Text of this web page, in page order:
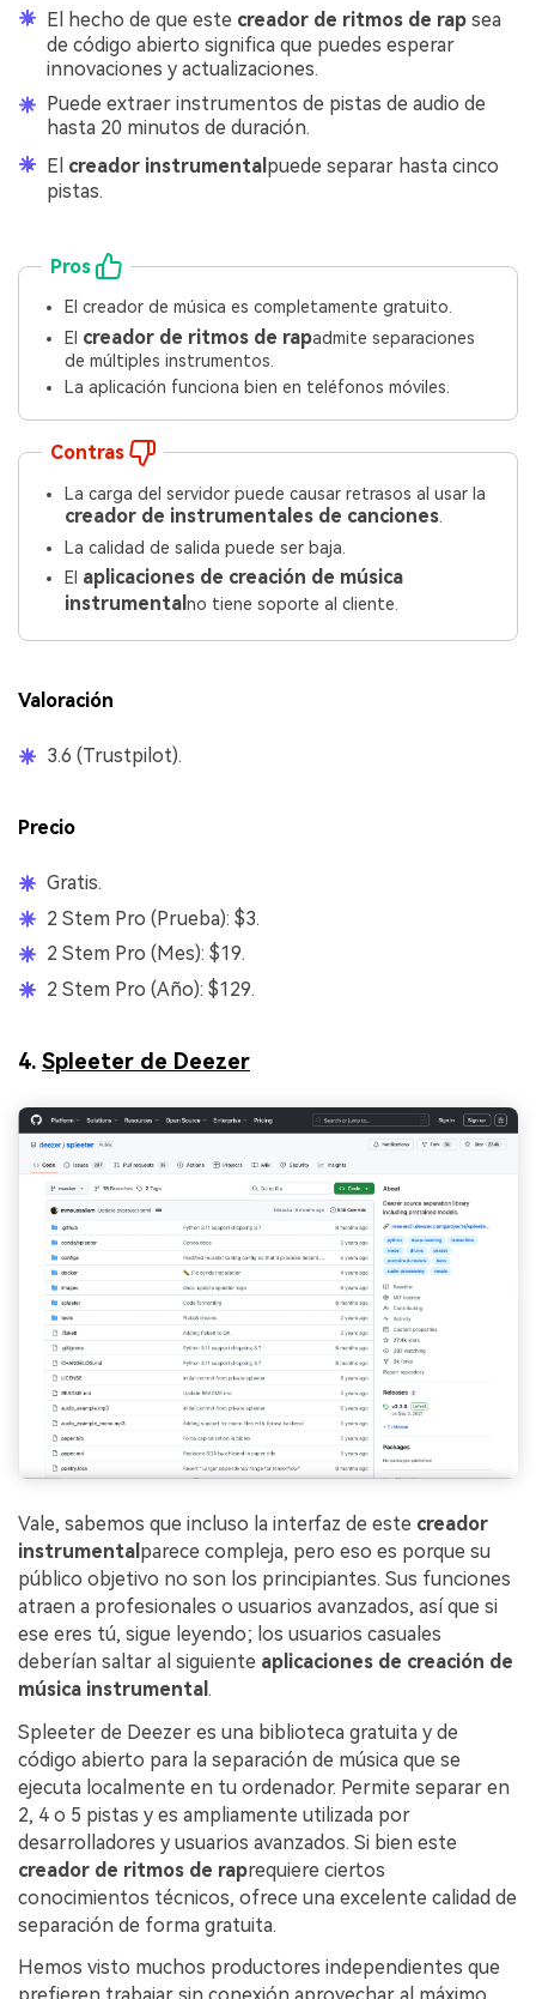
El hecho de que este creador de ritmos de rap sea
de código abierto significa que puedes esperar
innovaciones y actualizaciones.
Puede extraer instrumentos de pistas de audio de
hasta 20 minutos de duración.
El creador instrumental puede separar hasta cinco
pistas.
Pros
El creador de música es completamente gratuito.
El creador de ritmos de rapadmite separaciones
de múltiples instrumentos.
La aplicación funciona bien en teléfonos móviles.
Contras
La carga del servidor puede causar retrasos al usar la
creador de instrumentales de canciones
La calidad de salida puede ser baja.
El aplicaciones de creación de música
instrumentalno tiene soporte al cliente.
Valoración
3.6 (Trustpilot).
Precio
Gratis.
2 Stem Pro (Prueba): $3.
2 Stem Pro (Mes): $19.
2 Stem Pro (Año): $129.
4. Spleeter de Deezer
Vale, sabemos que incluso la interfaz de este creador
instrumental parece compleja, pero eso es porque su
público objetivo no son los principiantes. Sus funciones
atraen a profesionales o usuarios avanzados, así que si
ese eres tú, sigue leyendo; los usuarios casuales
deberían saltar al siguiente aplicaciones de creación de
música instrumental .
Spleeter de Deezer es una biblioteca gratuita y de
código abierto para la separación de música que se
ejecuta localmente en tu ordenador. Permite separar en
2, 4 o 5 pistas y es ampliamente utilizada por
desarrolladores y usuarios avanzados. Si bien este
creador de ritmos de raprequiere ciertos
conocimientos técnicos, ofrece una excelente calidad de
separación de forma gratuita.
Hemos visto muchos productores independientes que